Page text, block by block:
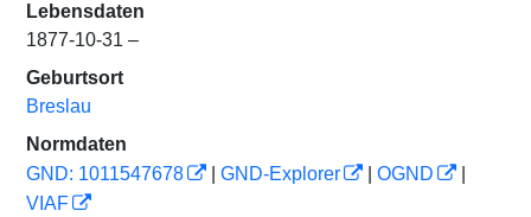
Lebensdaten
1877-10-31 –
Geburtsort
Breslau
Normdaten
GND: 1011547678
GND-Explorer OGND
VIAF